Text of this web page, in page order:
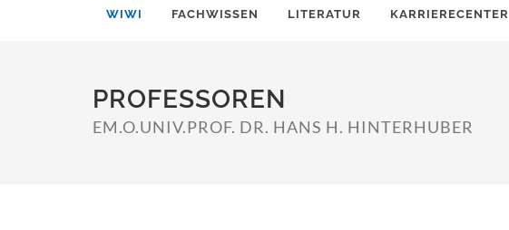
WIWI FACHWISSEN LITERATUR KARRIERECENTER
PROFESSOREN
EM.O.UNIV.PROF. DR. HANS H. HINTERHUBER